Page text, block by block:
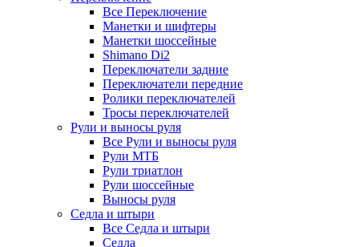
Все Переключение
Манетки и шифтеры
Манетки шоссейные
Shimano Di2
Переключатели задние
Переключатели передние
Ролики переключателей
Тросы переключателей
Рули и выносы руля
Все Рули и выносы руля
Рули МТБ
Рули триатлон
Рули шоссейные
Выносы руля
Седла и штыри
Все Седла и штыри
Седла